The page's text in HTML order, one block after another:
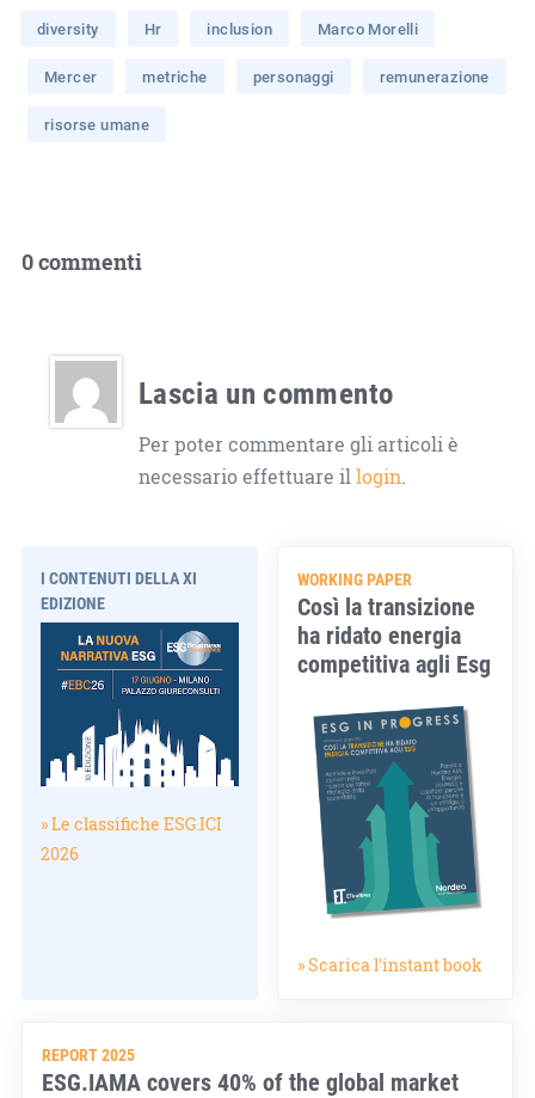
diversity Hr inclusion Marco Morelli
Mercer metriche personaggi remunerazione
risorse umane
0 commenti
Lascia un commento
Per poter commentare gli articoli è
necessario effettuare illogin.
I CONTENUTI DELLA XI
EDIZIONE
» Le classifiche ESG.ICI
2026
WORKING PAPER
Così la transizione
ha ridato energia
competitiva agli Esg
» Scarica l'instant book
REPORT 2025
ESG.IAMA covers 40% of the global market